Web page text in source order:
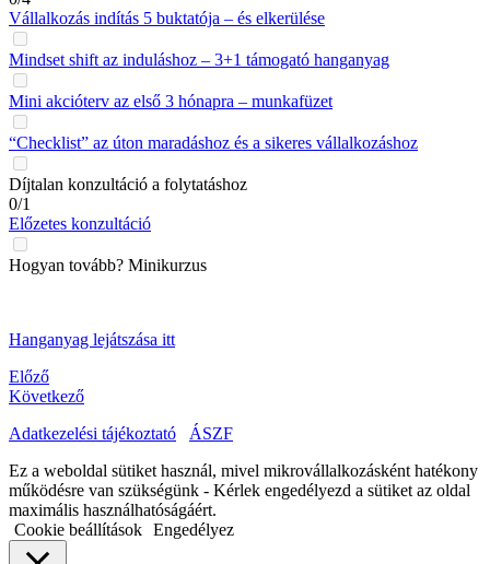
Vállalkozás indítás 5 buktatója – és elkerülése
Mindset shift az induláshoz – 3+1 támogató hanganyag
Mini akcióterv az első 3 hónapra – munkafüzet
“Checklist” az úton maradáshoz és a sikeres vállalkozáshoz
Díjtalan konzultáció a folytatáshoz
0/1
Előzetes konzultáció
Hogyan tovább? Minikurzus
Hanganyag lejátszása itt
Előző
Következő
Adatkezelési tájékoztató
ÁSZF
Ez a weboldal sütiket használ, mivel mikrovállalkozásként hatékony
működésre van szükségünk - Kérlek engedélyezd a sütiket az oldal
maximális használhatóságáért.
Cookie beállítások Engedélyez